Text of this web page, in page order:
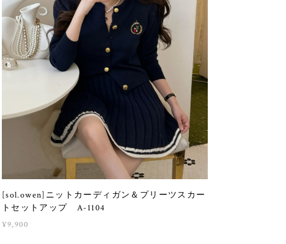
[sol.owen]ニットカーディガン＆プリーツスカー
トセットアップ A-1104
¥9,900